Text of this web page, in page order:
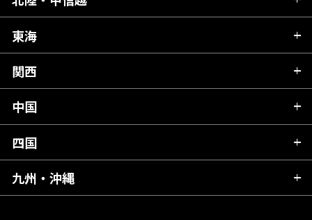
秋田県
岩手県
宮城県
福島県
栃木県
群馬県
千葉県
東京都
神奈川県
新潟県
富山県
石川県
山梨県
長野県
東海
岐阜県
静岡県
愛知県
関西
滋賀県
京都府
大阪府
中国
広島県
岡山県
四国
愛媛県
九州・沖縄